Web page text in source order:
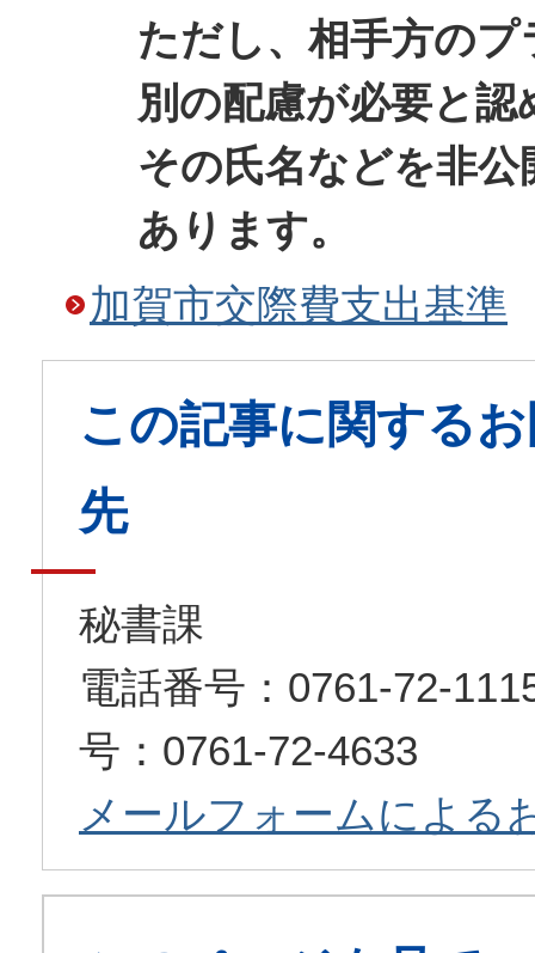
ただし、相手方の
別の配慮が必要と
その氏名などを非
あります。
加賀市交際費支出基準
この記事に関する
先
秘書課
電話番号：0761-72-
号：0761-72-4633
メールフォームによる